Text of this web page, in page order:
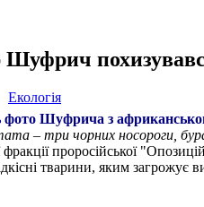
Екологія
Шуфрича з
– три чорних носороги,
фракції проросійської
тварини, яким загрожує